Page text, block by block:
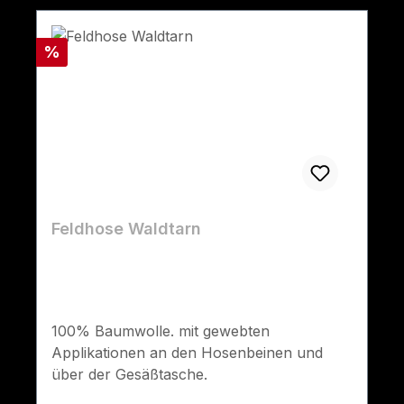
Rabatt
%
Feldhose Waldtarn
100% Baumwolle. mit gewebten
Applikationen an den Hosenbeinen und
über der Gesäßtasche.